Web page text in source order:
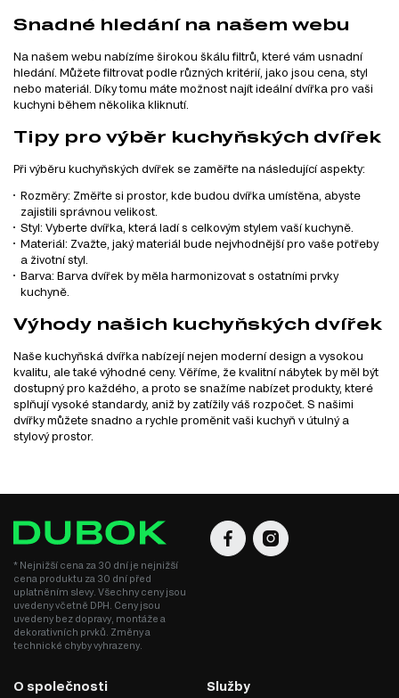
Snadné hledání na našem webu
Na našem webu nabízíme širokou škálu filtrů, které vám usnadní
hledání. Můžete filtrovat podle různých kritérií, jako jsou cena, styl
nebo materiál. Díky tomu máte možnost najít ideální dvířka pro vaši
kuchyni během několika kliknutí.
Tipy pro výběr kuchyňských dvířek
Při výběru kuchyňských dvířek se zaměřte na následující aspekty:
Rozměry: Změřte si prostor, kde budou dvířka umístěna, abyste
zajistili správnou velikost.
Styl: Vyberte dvířka, která ladí s celkovým stylem vaší kuchyně.
Materiál: Zvažte, jaký materiál bude nejvhodnější pro vaše potřeby
a životní styl.
Barva: Barva dvířek by měla harmonizovat s ostatními prvky
kuchyně.
Výhody našich kuchyňských dvířek
Naše kuchyňská dvířka nabízejí nejen moderní design a vysokou
kvalitu, ale také výhodné ceny. Věříme, že kvalitní nábytek by měl být
dostupný pro každého, a proto se snažíme nabízet produkty, které
splňují vysoké standardy, aniž by zatížily váš rozpočet. S našimi
dvířky můžete snadno a rychle proměnit vaši kuchyň v útulný a
stylový prostor.
* Nejnižší cena za 30 dní je nejnižší
cena produktu za 30 dní před
uplatněním slevy. Všechny ceny jsou
uvedeny včetně DPH. Ceny jsou
uvedeny bez dopravy, montáže a
dekorativních prvků. Změny a
technické chyby vyhrazeny.
O společnosti Služby